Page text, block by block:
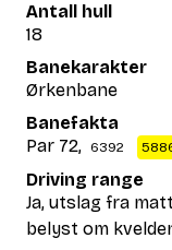
Antall hull
18
Banekarakter
Ørkenbane
Banefakta
Par 72, 6392
Driving range
Ja, utslag fra
belyst om